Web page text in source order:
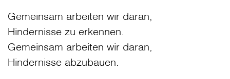
Gemeinsam arbeiten wir daran,
Hindernisse zu erkennen.
Gemeinsam arbeiten wir daran,
Hindernisse abzubauen.